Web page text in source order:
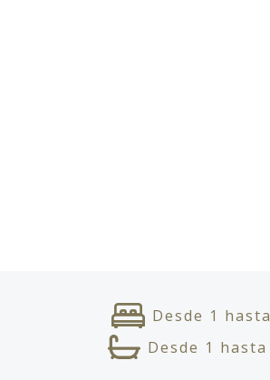
Desde 1 hasta
Desde 1 hasta